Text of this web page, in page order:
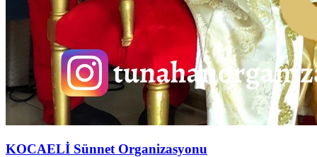
KOCAELİ Sünnet Organizasyonu